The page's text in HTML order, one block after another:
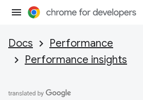
Docs
Performance
Performance insights